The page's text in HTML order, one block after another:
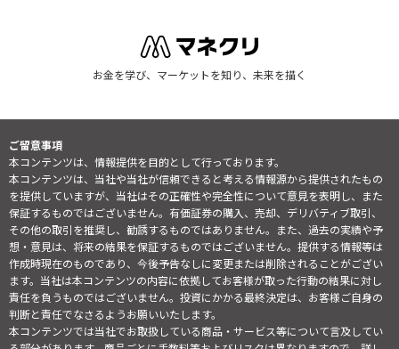
お金を学び、マーケットを知り、未来を描く
ご留意事項
本コンテンツは、情報提供を目的として行っております。
本コンテンツは、当社や当社が信頼できると考える情報源から提供されたもの
を提供していますが、当社はその正確性や完全性について意見を表明し、また
保証するものではございません。有価証券の購入、売却、デリバティブ取引、
その他の取引を推奨し、勧誘するものではありません。また、過去の実績や予
想・意見は、将来の結果を保証するものではございません。提供する情報等は
作成時現在のものであり、今後予告なしに変更または削除されることがござい
ます。当社は本コンテンツの内容に依拠してお客様が取った行動の結果に対し
責任を負うものではございません。投資にかかる最終決定は、お客様ご自身の
判断と責任でなさるようお願いいたします。
本コンテンツでは当社でお取扱している商品・サービス等について言及してい